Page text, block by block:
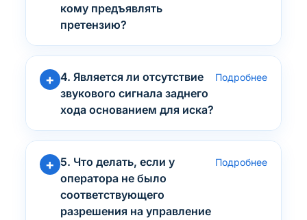
кому предъявлять
претензию?
4. Является ли отсутствие
звукового сигнала заднего
хода основанием для иска?
Подробнее
5. Что делать, если у
оператора не было
соответствующего
разрешения на управление
Подробнее